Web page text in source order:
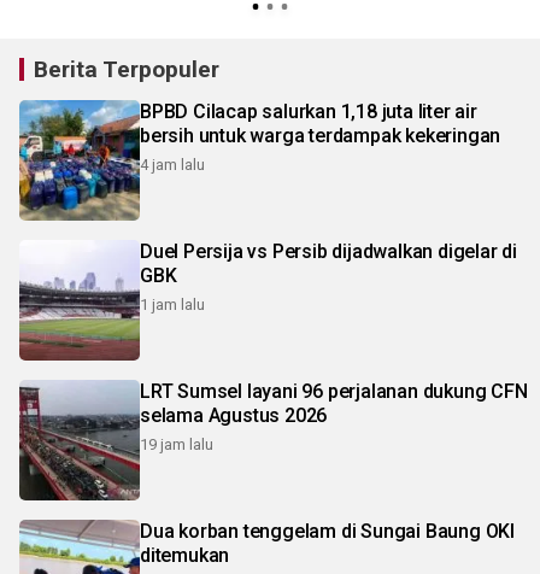
Berita Terpopuler
BPBD Cilacap salurkan 1,18 juta liter air
bersih untuk warga terdampak kekeringan
4 jam lalu
Duel Persija vs Persib dijadwalkan digelar di
GBK
1 jam lalu
LRT Sumsel layani 96 perjalanan dukung CFN
selama Agustus 2026
19 jam lalu
Dua korban tenggelam di Sungai Baung OKI
ditemukan